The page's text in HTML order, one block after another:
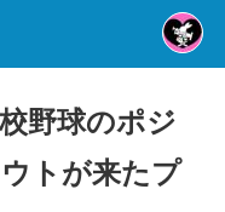
野球のポジ
トが来たプ